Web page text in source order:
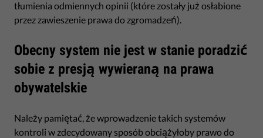
tłumienia odmiennych opinii (które zostały już osłabione
przez zawieszenie prawa do zgromadzeń).
Obecny system nie jest w stanie poradzić
sobie z presją wywieraną na prawa
obywatelskie
Należy pamiętać, że wprowadzenie takich systemów
kontroli w zdecydowany sposób obciążyłoby prawo do